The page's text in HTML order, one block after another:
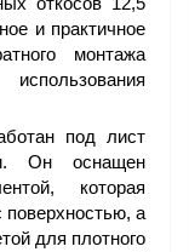
и практичное
монтажа
под лист
Он оснащен
которая
поверхностью, а
для плотного